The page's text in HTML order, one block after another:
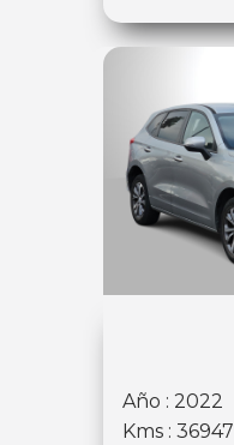
Año : 2022
Kms : 36947